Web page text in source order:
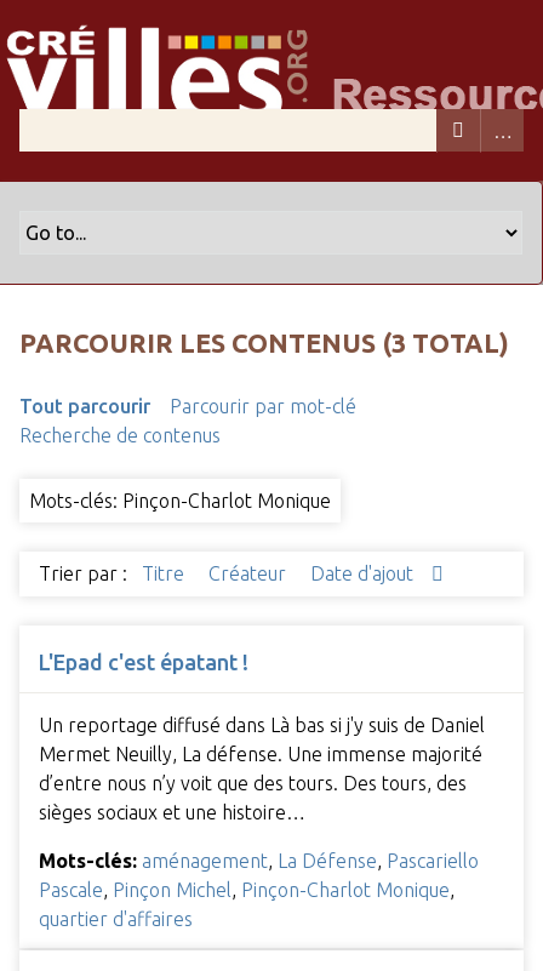
PARCOURIR LES CONTENUS (3 TOTAL)
Tout parcourir
Parcourir par mot-clé
Recherche de contenus
Mots-clés: Pinçon-Charlot Monique
Trier par : Titre Créateur Date d'ajout
L'Epad c'est épatant !
Un reportage diffusé dans Là bas si j'y suis de Daniel
Mermet Neuilly, La défense. Une immense majorité
d’entre nous n’y voit que des tours. Des tours, des
sièges sociaux et une histoire…
Mots-clés: aménagement La Défense Pascariello
Pascale Pinçon Michel Pinçon-Charlot Monique
quartier d'affaires